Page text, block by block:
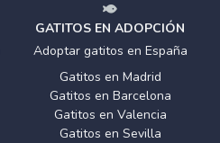
GATITOS EN ADOPCIÓN
Adoptar gatitos en España
Gatitos en Madrid
Gatitos en Barcelona
Gatitos en Valencia
Gatitos en Sevilla